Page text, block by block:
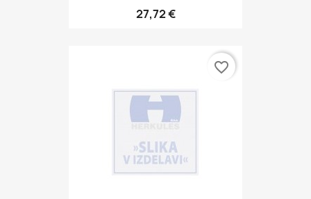
27,72 €
favorite_border